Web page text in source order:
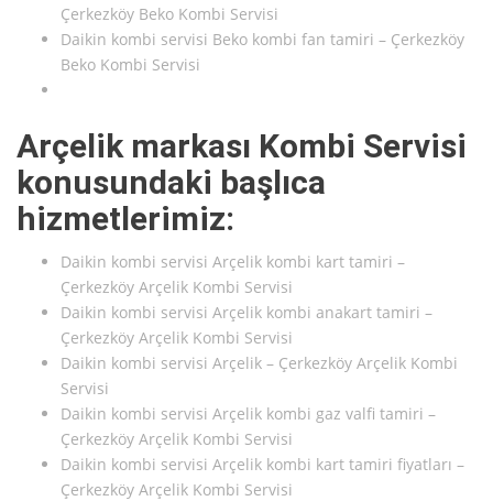
Çerkezköy Beko Kombi Servisi
Daikin kombi servisi Beko kombi fan tamiri – Çerkezköy
Beko Kombi Servisi
Arçelik markası Kombi Servisi
konusundaki başlıca
hizmetlerimiz:
Daikin kombi servisi Arçelik kombi kart tamiri –
Çerkezköy Arçelik Kombi Servisi
Daikin kombi servisi Arçelik kombi anakart tamiri –
Çerkezköy Arçelik Kombi Servisi
Daikin kombi servisi Arçelik – Çerkezköy Arçelik Kombi
Servisi
Daikin kombi servisi Arçelik kombi gaz valfi tamiri –
Çerkezköy Arçelik Kombi Servisi
Daikin kombi servisi Arçelik kombi kart tamiri fiyatları –
Çerkezköy Arçelik Kombi Servisi